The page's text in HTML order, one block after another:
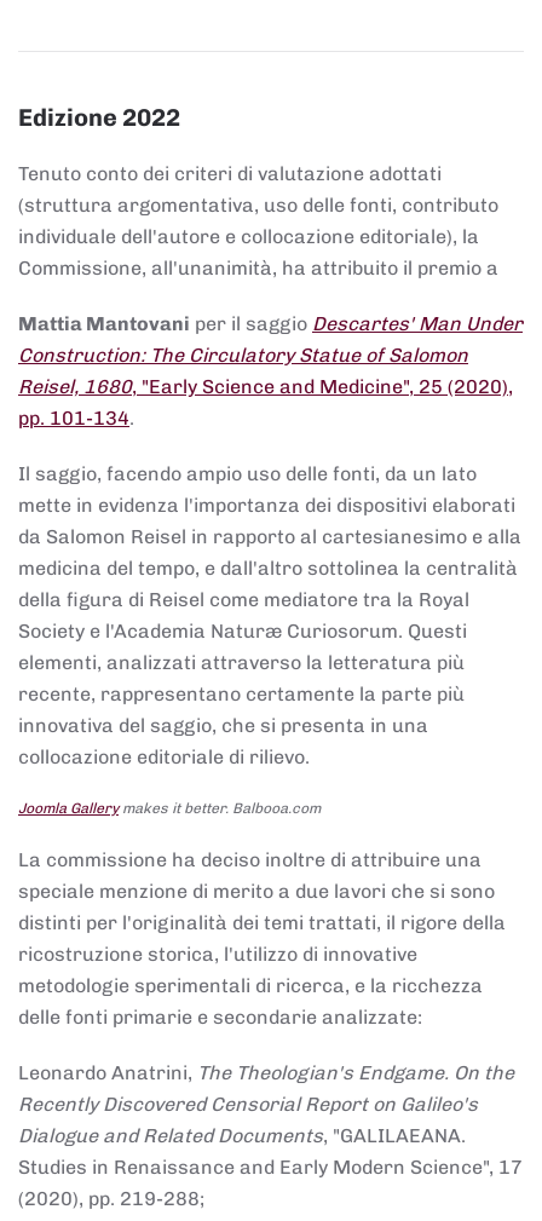
Edizione 2022
Tenuto conto dei criteri di valutazione adottati
(struttura argomentativa, uso delle fonti, contributo
individuale dell'autore e collocazione editoriale), la
Commissione, all'unanimità, ha attribuito il premio a
Mattia Mantovani per il saggio Descartes' Man Under
Construction: The Circulatory Statue of Salomon
Reisel, 1680, "Early Science and Medicine", 25 (2020),
pp. 101-134.
Il saggio, facendo ampio uso delle fonti, da un lato
mette in evidenza l'importanza dei dispositivi elaborati
da Salomon Reisel in rapporto al cartesianesimo e alla
medicina del tempo, e dall'altro sottolinea la centralità
della figura di Reisel come mediatore tra la Royal
Society e l'Academia Naturæ Curiosorum. Questi
elementi, analizzati attraverso la letteratura più
recente, rappresentano certamente la parte più
innovativa del saggio, che si presenta in una
collocazione editoriale di rilievo.
Joomla Gallerymakes it better. Balbooa.com
La commissione ha deciso inoltre di attribuire una
speciale menzione di merito a due lavori che si sono
distinti per l'originalità dei temi trattati, il rigore della
ricostruzione storica, l'utilizzo di innovative
metodologie sperimentali di ricerca, e la ricchezza
delle fonti primarie e secondarie analizzate:
Leonardo Anatrini, The Theologian's Endgame. On the
Recently Discovered Censorial Report on Galileo's
Dialogue and Related Documents, "GALILAEANA.
Studies in Renaissance and Early Modern Science", 17
(2020), pp. 219-288;